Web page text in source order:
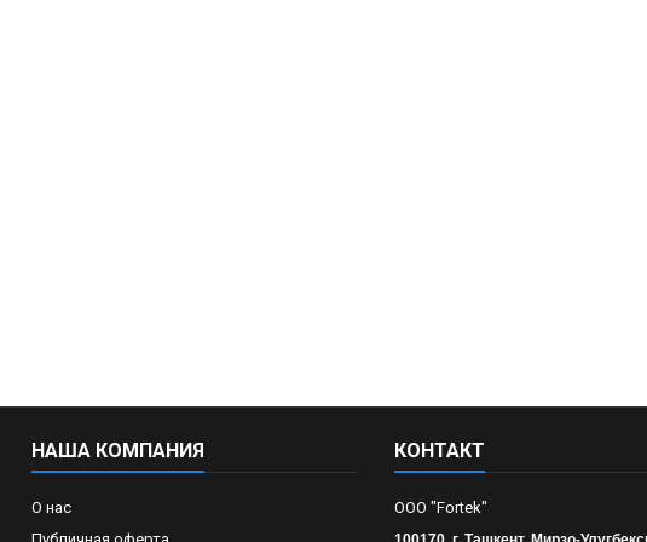
НАША КОМПАНИЯ
О нас
КОНТАКТ
OOO "Fortek"